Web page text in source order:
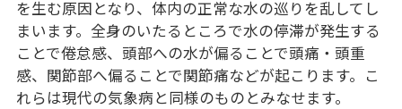
を生む原因となり、体内の正常な水の巡りを乱してし
まいます。全身のいたるところで水の停滞が発生する
ことで倦怠感、頭部への水が偏ることで頭痛・頭重
感、関節部へ偏ることで関節痛などが起こります。こ
れらは現代の気象病と同様のものとみなせます。